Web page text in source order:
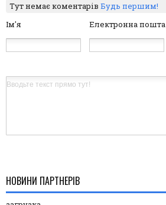
Тут немає коментарівБудь першим!
Ім'я
Електронна пошта
НОВИНИ ПАРТНЕРІВ